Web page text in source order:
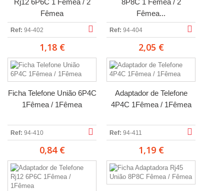
Rj12 6P6C 1 Fêmea / 2
Fêmea
Ref: 94-402
1,18 €
8P8C 1 Fêmea / 2
Fêmea...
Ref: 94-404
2,05 €
Ficha Telefone União 6P4C
1Fêmea / 1Fêmea
Ref: 94-410
0,84 €
Adaptador de Telefone
4P4C 1Fêmea / 1Fêmea
Ref: 94-411
1,19 €